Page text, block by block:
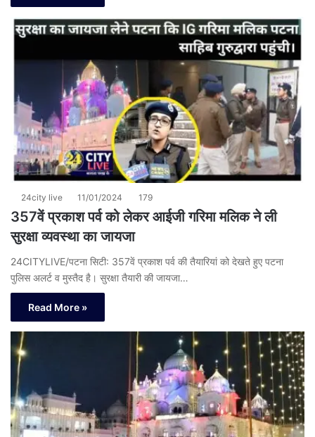
24city live 11/01/2024 179
357वें प्रकाश पर्व को लेकर आईजी गरिमा मलिक ने ली
सुरक्षा व्यवस्था का जायजा
24CITYLIVE/पटना सिटी: 357वें प्रकाश पर्व की तैयारियां को देखते हुए पटना
पुलिस अलर्ट व मुस्तैद है। सुरक्षा तैयारी की जायजा…
Read More »